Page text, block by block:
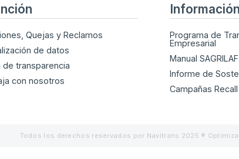
Quejas y Reclamos
de datos
de transparencia
con nosotros
Información
Programa de
Empresarial
Manual
Informe de
Campañas Recall
Todos los derechos reservados por Navitrans 2025 ®